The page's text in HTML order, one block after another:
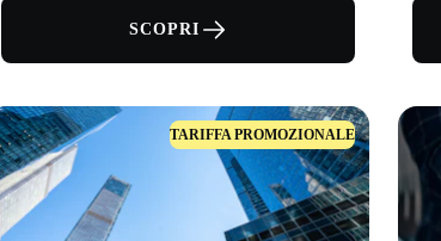
SCOPRI
TARIFFA PROMOZIONALE